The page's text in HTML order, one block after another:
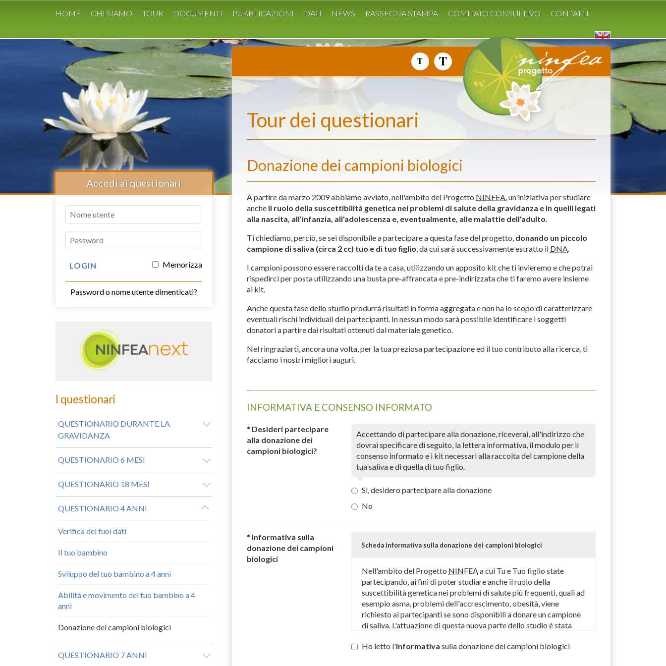
HOME CHI SIAMO TOUR DOCUMENTI PUBBLICAZIONI DATI NEWS RASSEGNA STAMPA COMITATO CONSULTIVO CONTATTI
Tour dei questionari
Donazione dei campioni biologici
A partire da marzo 2009 abbiamo avviato, nell'ambito del Progetto NINFEA, un'iniziativa per studiare
anche il ruolo della suscettibilità genetica nei problemi di salute della gravidanza e in quelli legati
alla nascita, all'infanzia, all'adolescenza e, eventualmente, alle malattie dell'adulto.
Ti chiediamo, perciò, se sei disponibile a partecipare a questa fase del progetto, donando un piccolo
campione di saliva (circa 2 cc) tuo e di tuo figlio, da cui sarà successivamente estratto il DNA.
I campioni possono essere raccolti da te a casa, utilizzando un apposito kit che ti invieremo e che potrai
rispedirci per posta utilizzando una busta pre-affrancata e pre-indirizzata che ti faremo avere insieme
al kit.
Anche questa fase dello studio produrrà risultati in forma aggregata e non ha lo scopo di caratterizzare
eventuali rischi individuali dei partecipanti. In nessun modo sarà possibile identificare i soggetti
donatori a partire dai risultati ottenuti dal materiale genetico.
Nel ringraziarti, ancora una volta, per la tua preziosa partecipazione ed il tuo contributo alla ricerca, ti
facciamo i nostri migliori auguri.
INFORMATIVA E CONSENSO INFORMATO
* Desideri partecipare
alla donazione dei
campioni biologici?
Accettando di partecipare alla donazione, riceverai, all'indirizzo che
dovrai specificare di seguito, la lettera informativa, il modulo per il
consenso informato e i kit necessari alla raccolta del campione della
tua saliva e di quella di tuo figlio.
Sì, desidero partecipare alla donazione
No
* Informativa sulla
donazione dei campioni
biologici
Scheda informativa sulla donazione dei campioni biologici
Nell'ambito del Progetto NINFEA a cui Tu e Tuo figlio state
partecipando, ai fini di poter studiare anche il ruolo della
suscettibilità genetica nei problemi di salute più frequenti, quali ad
esempio asma, problemi dell'accrescimento, obesità, viene
richiesto ai partecipanti se sono disponibili a donare un campione
di saliva. L'attuazione di questa nuova parte dello studio è stata
(http://www.progettoninfea.it), presso il quale potrai trovare
Ho letto l'informativa sulla donazione dei campioni biologici
Accedi ai questionari
Memorizza
Password o nome utente dimenticati?
I questionari
QUESTIONARIO DURANTE LA
GRAVIDANZA
QUESTIONARIO 6 MESI
QUESTIONARIO 18 MESI
QUESTIONARIO 4 ANNI
Verifica dei tuoi dati
Il tuo bambino
Sviluppo del tuo bambino a 4 anni
Abilità e movimento del tuo bambino a 4
anni
Donazione dei campioni biologici
QUESTIONARIO 7 ANNI